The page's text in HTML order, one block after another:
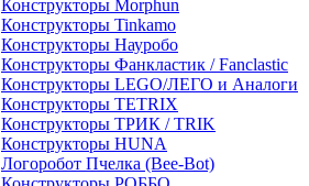
Конструкторы Morphun
Конструкторы Tinkamo
Конструкторы Науробо
Конструкторы Фанкластик / Fanclastic
Конструкторы LEGO/ЛЕГО и Аналоги
Конструкторы TETRIX
Конструкторы ТРИК / TRIK
Конструкторы HUNA
Логоробот Пчелка (Bee-Bot)